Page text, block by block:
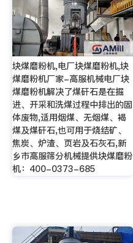
块煤磨粉机,电厂块煤磨粉机,块
煤磨粉机厂家-高服机械电厂块
煤磨粉机解决了煤矸石是在掘
进、开采和洗煤过程中排出的固
体废物,适用烟煤、无烟煤、褐
煤及煤矸石,也可用于烧结矿、
焦炭、炉渣、页岩及石灰石,新
乡市高服筛分机械提供块煤磨粉
机：400-0373-685